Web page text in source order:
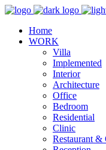
Home
WORK
Villa
Implemented
Interior
Architecture
Office
Bedroom
Residential
Clinic
Restaurant &